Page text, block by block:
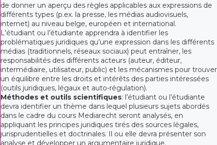
de donner un aperçu des règles applicables aux expressions de
différents types (p.ex. la presse, les médias audiovisuels,
internet) au niveau belge, européen et international.
L'étudiant ou l’étudiante apprendra à identifier les
problématiques juridiques qu’une expression dans les différents
médias (traditionnels, réseaux sociaux) peut entraîner, les
responsabilités des différents acteurs (auteur, éditeur,
intermédiaire, utilisateur, public) et les mécanismes pour trouver
un équilibre entre les droits et intérêts des parties intéressées
(outils juridiques, légaux et auto-régulation).
Méthodes et outils scientifiques: l’étudiant ou l’étudiante
devra identifier un thème dans lequel plusieurs sujets abordés
dans le cadre du cours Mediarecht seront analysés, en
appliquant les principes juridiques tirés des sources légales,
jurisprudentielles et doctrinales. Il ou elle devra présenter son
analyse et développer un argumentaire juridique.